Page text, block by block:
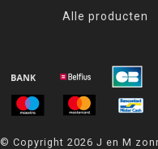
Alle producten
© Copyright 2026 J en M